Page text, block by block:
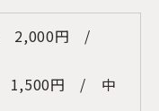
2,000円 /
1,500円 / 中